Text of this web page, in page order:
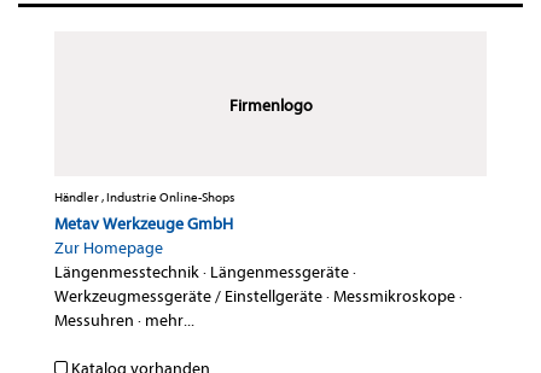
Firmenlogo
Händler , Industrie Online-Shops
Metav Werkzeuge GmbH
Zur Homepage
Längenmesstechnik· Längenmessgeräte·
Werkzeugmessgeräte / Einstellgeräte·Messmikroskope·
Messuhren · mehr...